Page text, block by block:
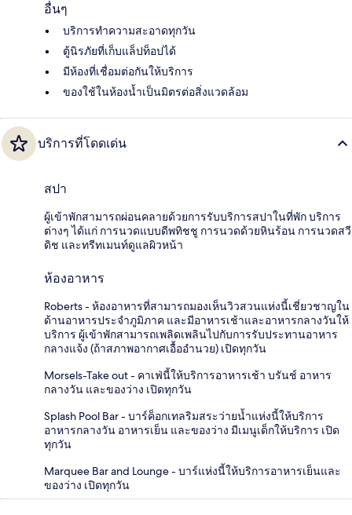
อื่นๆ
บริการทำความสะอาดทุกวัน
ตู้นิรภัยที่เก็บแล็ปท็อปได้
มีห้องที่เชื่อมต่อกันให้บริการ
ของใช้ในห้องน้ำเป็นมิตรต่อสิ่งแวดล้อม
บริการที่โดดเด่น
สปา
ผู้เข้าพักสามารถผ่อนคลายด้วยการรับบริการสปาในที่พัก บริการ
ต่างๆ ได้แก่ การนวดแบบดีพทิชชู การนวดด้วยหินร้อน การนวดสวี
ดิช และทรีทเมนท์ดูแลผิวหน้า
ห้องอาหาร
Roberts - ห้องอาหารที่สามารถมองเห็นวิวสวนแห่งนี้เชี่ยวชาญใน
ด้านอาหารประจำภูมิภาค และมีอาหารเช้าและอาหารกลางวันให้
บริการ ผู้เข้าพักสามารถเพลิดเพลินไปกับการรับประทานอาหาร
กลางแจ้ง (ถ้าสภาพอากาศเอื้ออำนวย) เปิดทุกวัน
Morsels-Take out - คาเฟ่นี้ให้บริการอาหารเช้า บรันช์ อาหาร
กลางวัน และของว่าง เปิดทุกวัน
Splash Pool Bar - บาร์ค็อกเทลริมสระว่ายน้ำแห่งนี้ให้บริการ
อาหารกลางวัน อาหารเย็น และของว่าง มีเมนูเด็กให้บริการ เปิด
ทุกวัน
Marquee Bar and Lounge - บาร์แห่งนี้ให้บริการอาหารเย็นและ
ของว่าง เปิดทุกวัน